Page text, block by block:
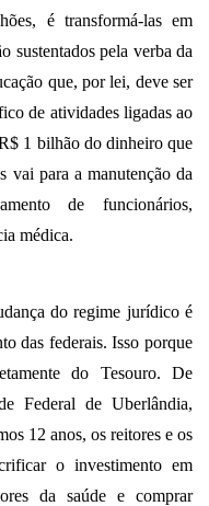
é transformá-las em
sustentados pela verba da
que, por lei, deve ser
de atividades ligadas ao
1 bilhão do dinheiro que
vai para a manutenção da
de funcionários,
médica.
do regime jurídico é
das federais. Isso porque
do Tesouro. De
Federal de Uberlândia,
12 anos, os reitores e os
o investimento em
da saúde e comprar